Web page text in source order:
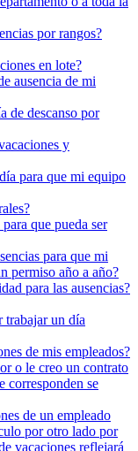
por rangos?
en lote?
ausencia de mi
de descanso por
y
para que mi equipo
que pueda ser
para que mi
permiso año a año?
para las ausencias?
trabajar un día
de mis empleados?
o le creo un contrato
corresponden se
de un empleado
por otro lado por
vacaciones reflejará